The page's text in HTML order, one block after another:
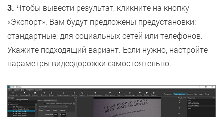
3. Чтобы вывести результат, кликните на кнопку
«Экспорт». Вам будут предложены предустановки:
стандартные, для социальных сетей или телефонов.
Укажите подходящий вариант. Если нужно, настройте
параметры видеодорожки самостоятельно.